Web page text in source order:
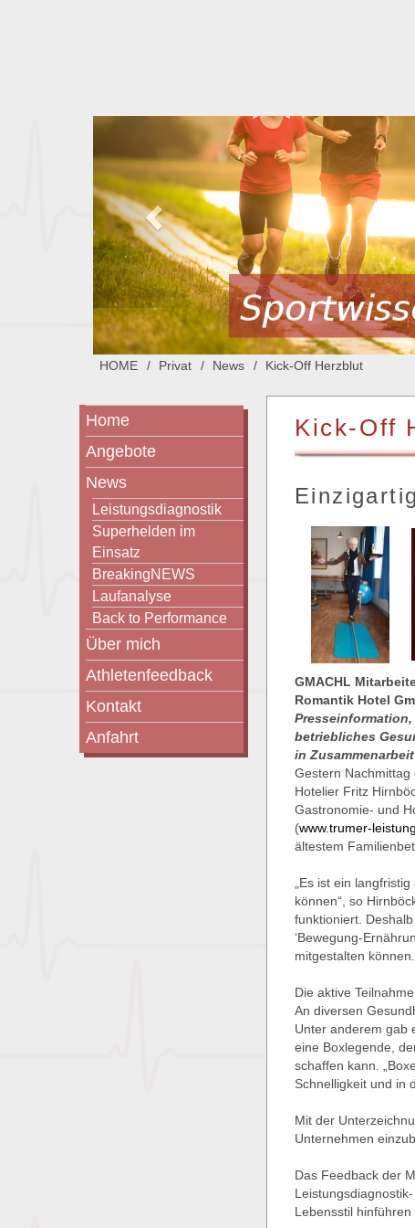
HOME Privat News Kick-Off Herzblut
Home
Angebote
News
Leistungsdiagnostik
Superhelden im
Einsatz
BreakingNEWS
Laufanalyse
Back to Performance
Über mich
Athletenfeedback
Kontakt
Anfahrt
Kick-Off
GMACHL
Romantik Hotel
betriebliches
in
Gestern
Hotelier Fritz
Gastronomie- und
(www.trumer-
ältestem
„Es ist ein
können“, so
funktioniert.
‘Bewegung-
mitgestalten
Die aktive
An diversen
Unter anderem gab
eine Boxlegende,
schaffen kann.
Schnelligkeit und in
Mit der
Unternehmen
Das Feedback der
Lebensstil hinführen